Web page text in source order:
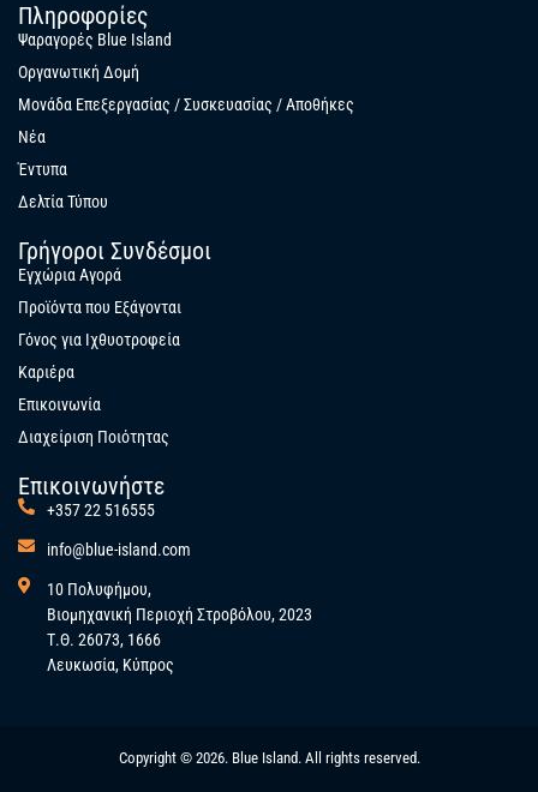
Πληροφορίες
Ψαραγορές Blue Island
Οργανωτική Δομή
Μονάδα Επεξεργασίας / Συσκευασίας / Αποθήκες
Νέα
Έντυπα
Δελτία Τύπου
Γρήγοροι Συνδέσμοι
Εγχώρια Αγορά
Προϊόντα που Εξάγονται
Γόνος για Ιχθυοτροφεία
Καριέρα
Επικοινωνία
Διαχείριση Ποιότητας
Επικοινωνήστε
+357 22 516555
info@blue-island.com
10 Πολυφήμου,
Βιομηχανική Περιοχή Στροβόλου, 2023
Τ.Θ. 26073, 1666
Λευκωσία, Κύπρος
Copyright © 2026. Blue Island. All rights reserved.